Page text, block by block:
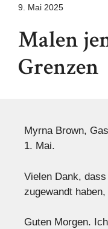
9. Mai 2025
Malen
Grenzen
Myrna Brown,
1. Mai.
Vielen Dank,
zugewandt
Guten Morgen.